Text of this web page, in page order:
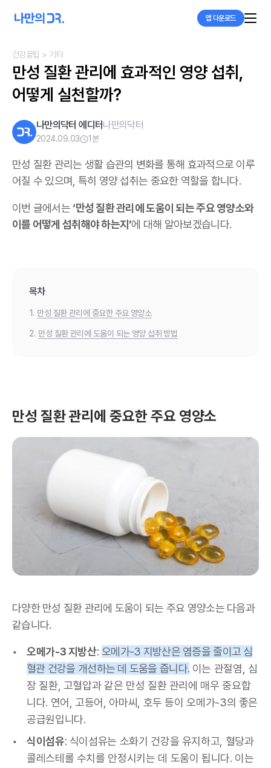
앱 다운로드
건강꿀팁 > 기타
만성 질환 관리에 효과적인 영양 섭취,
어떻게 실천할까?
나만의닥터 에디터나만의닥터
2024.09.03 1 분
만성 질환 관리는 생활 습관의 변화를 통해 효과적으로 이루
어질 수 있으며, 특히 영양 섭취는 중요한 역할을 합니다.
이번 글에서는 ‘만성 질환 관리에 도움이 되는 주요 영양소와
이를 어떻게 섭취해야 하는지’에 대해 알아보겠습니다.
목차
1. 만성 질환 관리에 중요한 주요 영양소
2. 만성 질환 관리에 도움이 되는 영양 섭취 방법
만성 질환 관리에 중요한 주요 영양소
다양한 만성 질환 관리에 도움이 되는 주요 영양소는 다음과
같습니다.
오메가-3 지방산:오메가-3 지방산은 염증을 줄이고 심
혈관 건강을 개선하는 데 도움을 줍니다. 이는 관절염, 심
장 질환, 고혈압과 같은 만성 질환 관리에 매우 중요합
니다. 연어, 고등어, 아마씨, 호두 등이 오메가-3의 좋은
공급원입니다.
식이섬유: 식이섬유는 소화기 건강을 유지하고, 혈당과
콜레스테롤 수치를 안정시키는 데 도움이 됩니다. 이는